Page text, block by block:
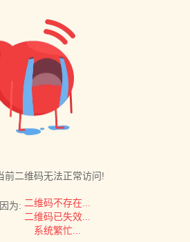
前二维码无法正常访问!
为: 二维码不存在...
二维码已失效...
系统繁忙...